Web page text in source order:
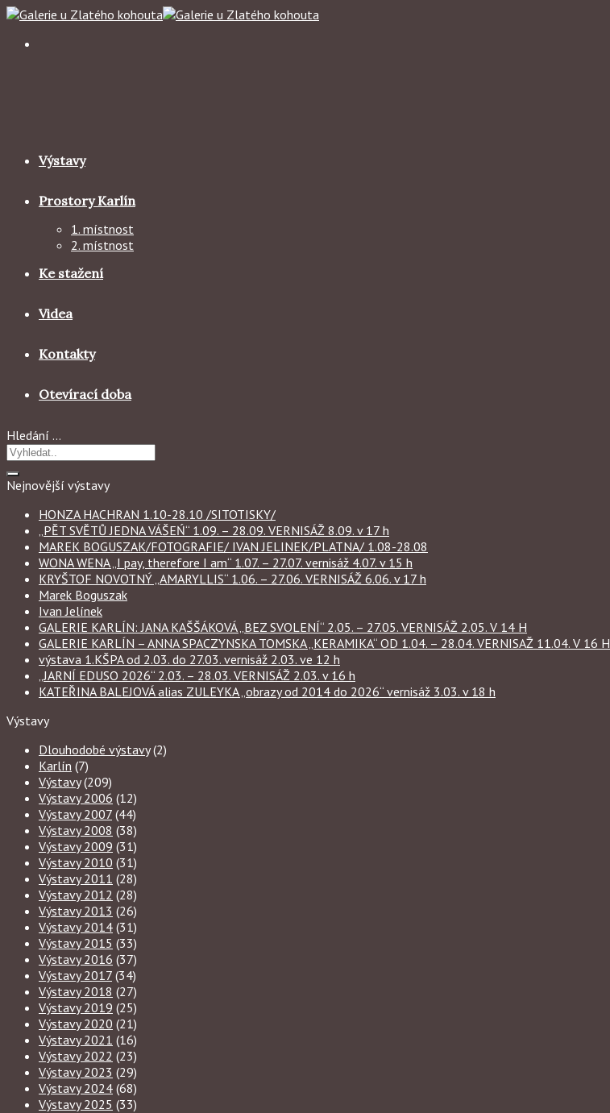
Skip
content
Výstavy
Prostory Karlín
1. místnost
2. místnost
Ke stažení
Videa
Kontakty
Otevírací doba
Hledání …
Nejnovější výstavy
HONZA HACHRAN 1.10-28.10 /SITOTISKY/
„PĚT SVĚTŮ JEDNA VÁŠEŃ“ 1.09. – 28.09. VERNISÁŽ 8.09. v 17 h
MAREK BOGUSZAK/FOTOGRAFIE/ IVAN JELINEK/PLATNA/ 1.08-28.08
WONA WENA „I pay, therefore I am“ 1.07. – 27.07. vernisáž 4.07. v 15 h
KRYŠTOF NOVOTNÝ „AMARYLLIS“ 1.06. – 27.06. VERNISÁŽ 6.06. v 17 h
Marek Boguszak
Ivan Jelínek
GALERIE KARLÍN: JANA KAŠŠÁKOVÁ „BEZ SVOLENÍ“ 2.05. – 27.05. VERNISÁŽ 2.05. V 14 H
GALERIE KARLÍN – ANNA SPACZYNSKA TOMSKA „KERAMIKA“ OD 1.04. – 28.04. VERNISAŽ 11.04. V 16 H
výstava 1.KŠPA od 2.03. do 27.03. vernisáž 2.03. ve 12 h
„JARNÍ EDUSO 2026“ 2.03. – 28.03. VERNISÁŽ 2.03. v 16 h
KATEŘINA BALEJOVÁ alias ZULEYKA „obrazy od 2014 do 2026“ vernisáž 3.03. v 18 h
Výstavy
Dlouhodobé výstavy(2)
Karlín (7)
Výstavy(209)
Výstavy 2006 (12)
Výstavy 2007 (44)
Výstavy 2008 (38)
Výstavy 2009 (31)
Výstavy 2010 (31)
Výstavy 2011 (28)
Výstavy 2012 (28)
Výstavy 2013 (26)
Výstavy 2014 (31)
Výstavy 2015 (33)
Výstavy 2016 (37)
Výstavy 2017 (34)
Výstavy 2018 (27)
Výstavy 2019 (25)
Výstavy 2020 (21)
Výstavy 2021 (16)
Výstavy 2022 (23)
Výstavy 2023 (29)
Výstavy 2024 (68)
Výstavy 2025 (33)